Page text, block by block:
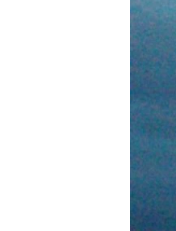
УКРАЇНСЬКА ПРОБЛЕМА КРИМУ